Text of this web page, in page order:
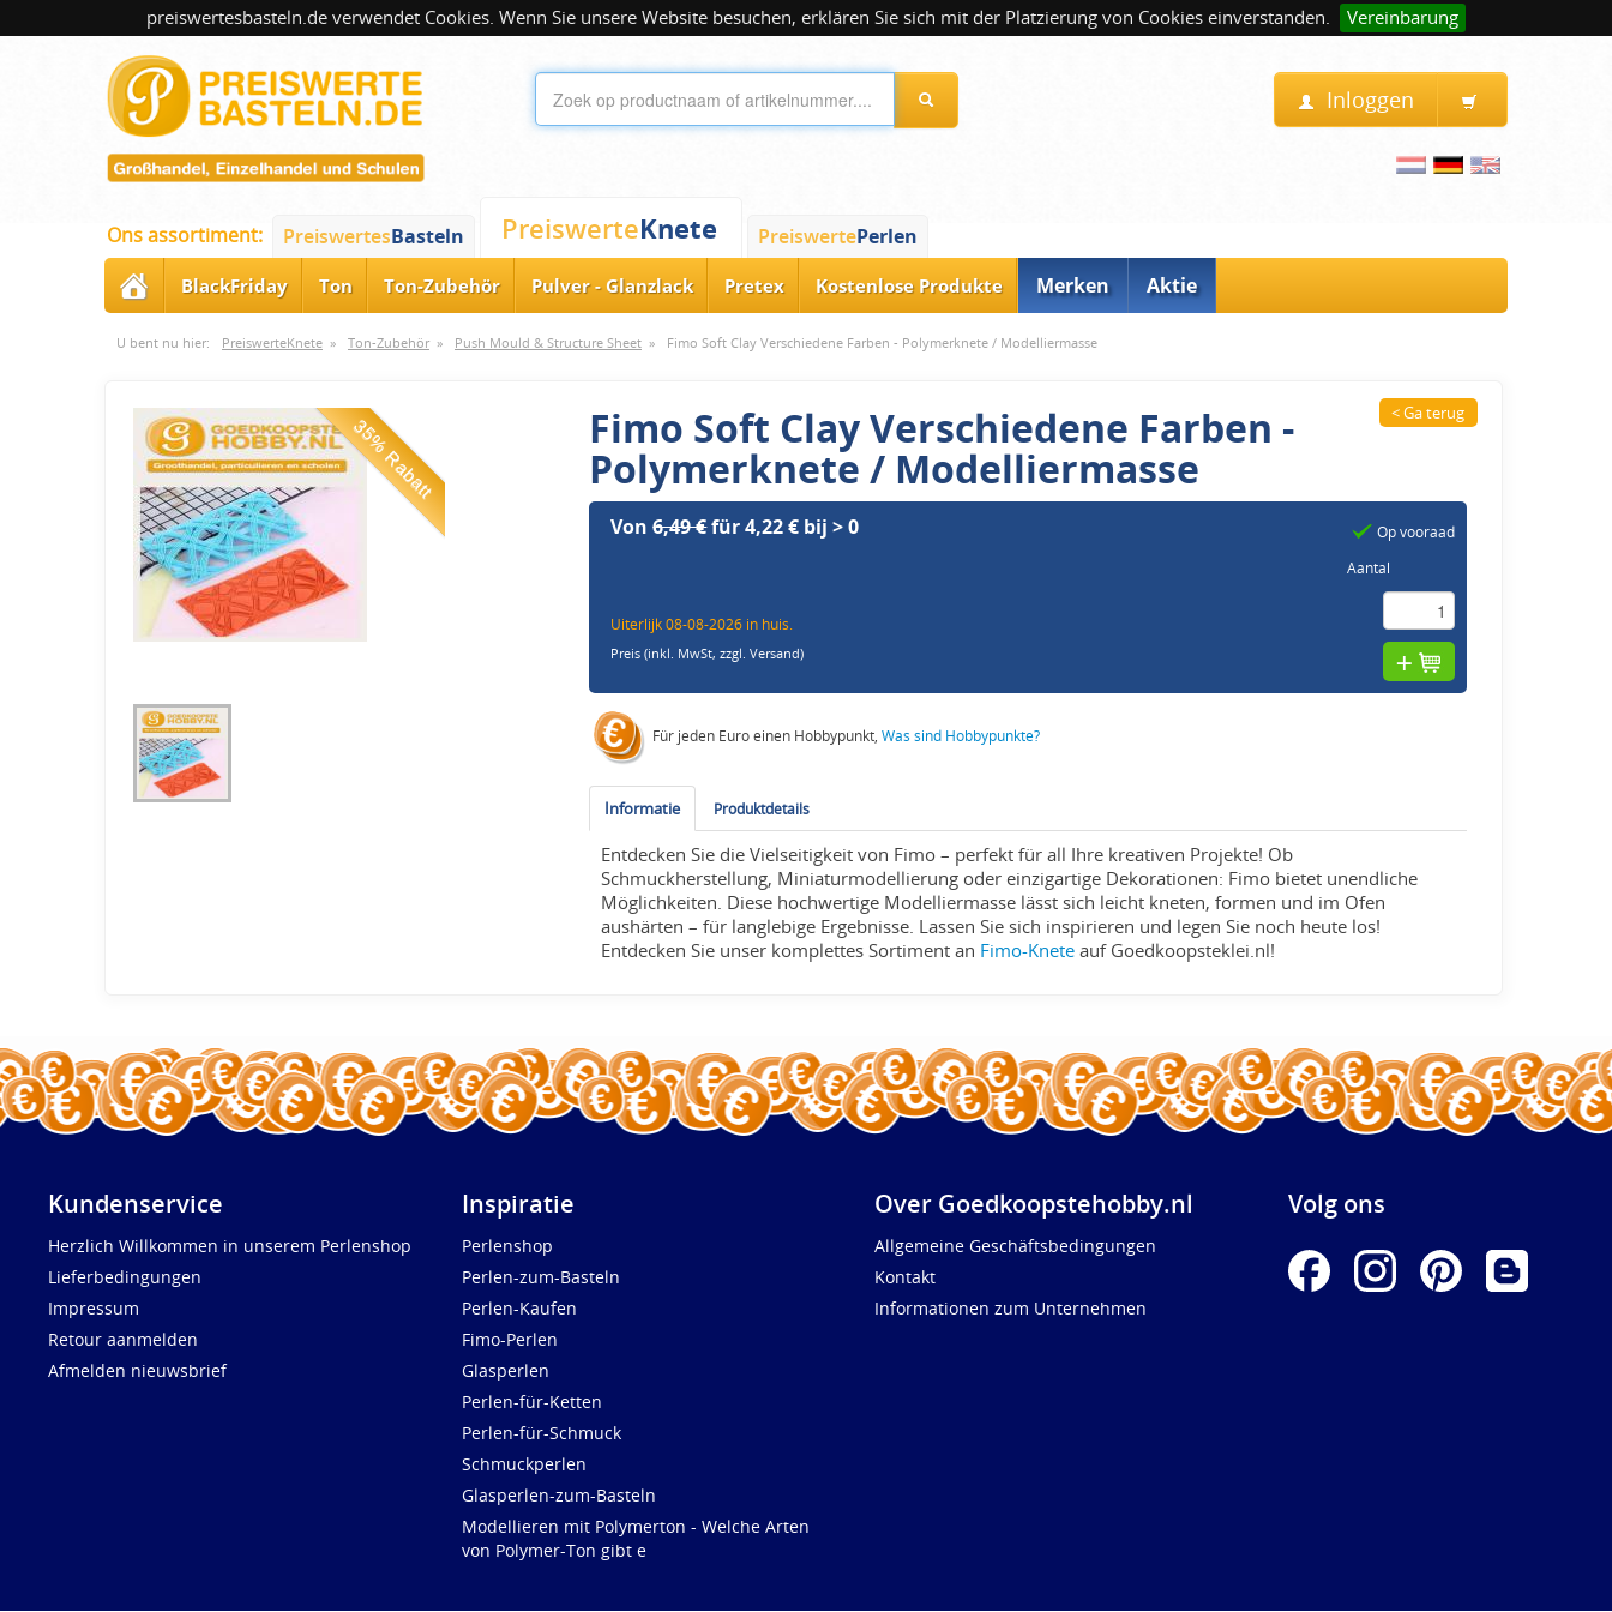
preiswertesbasteln.de verwendet Cookies. Wenn Sie unsere Website besuchen, erklären Sie sich mit der Platzierung von Cookies einverstanden. Vereinbarung
Inloggen
Ons assortiment: PreiswertesBasteln PreiswerteKnete PreiswertePerlen
BlackFriday Ton Ton-Zubehör Pulver - Glanzlack Pretex Kostenlose Produkte Merken Aktie
U bent nu hier: PreiswerteKnete » Ton-Zubehör» Push Mould & Structure Sheet » Fimo Soft Clay Verschiedene Farben - Polymerknete / Modelliermasse
35% Rabatt Fimo Soft Clay Verschiedene Farben -
Polymerknete / Modelliermasse
< Ga terug
Von6,49 €für 4,22 € bij > 0
Uiterlijk 08-08-2026 in huis.
Preis (inkl. MwSt,zzgl. Versand)
Op vooraad
Aantal
Für jeden Euro einen Hobbypunkt,Was sind Hobbypunkte?
Informatie Produktdetails
Entdecken Sie die Vielseitigkeit von Fimo – perfekt für all Ihre kreativen Projekte! Ob
Schmuckherstellung, Miniaturmodellierung oder einzigartige Dekorationen: Fimo bietet unendliche
Möglichkeiten. Diese hochwertige Modelliermasse lässt sich leicht kneten, formen und im Ofen
aushärten – für langlebige Ergebnisse. Lassen Sie sich inspirieren und legen Sie noch heute los!
Entdecken Sie unser komplettes Sortiment an Fimo-Knete auf Goedkoopsteklei.nl!
Kundenservice
Herzlich Willkommen in unserem Perlenshop
Lieferbedingungen
Impressum
Retour aanmelden
Afmelden nieuwsbrief
Inspiratie
Perlenshop
Perlen-zum-Basteln
Perlen-Kaufen
Fimo-Perlen
Glasperlen
Perlen-für-Ketten
Perlen-für-Schmuck
Schmuckperlen
Glasperlen-zum-Basteln
Modellieren mit Polymerton - Welche Arten
von Polymer-Ton gibt e
Over Goedkoopstehobby.nl
Allgemeine Geschäftsbedingungen
Kontakt
Informationen zum Unternehmen
Volg ons